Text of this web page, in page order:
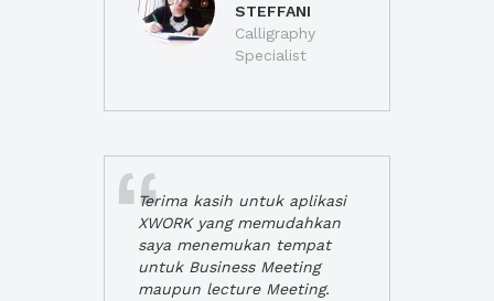
STEFFANI
Calligraphy
Specialist
Terima kasih untuk aplikasi
XWORK yang memudahkan
saya menemukan tempat
untuk Business Meeting
maupun lecture Meeting.